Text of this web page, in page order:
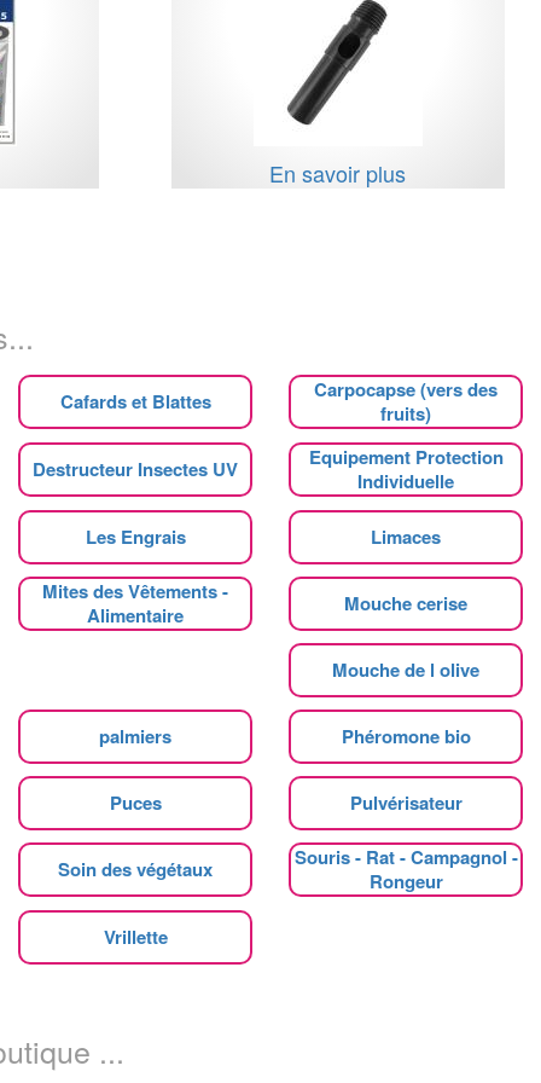
En savoir plus
Cafards et Blattes
Carpocapse (vers des
fruits)
Destructeur Insectes UV
Equipement Protection
Individuelle
Les Engrais Limaces
Mites des Vêtements -
Alimentaire
Mouche cerise
Mouche de l olive
palmiers Phéromone bio
Puces Pulvérisateur
Soin des végétaux
Souris - Rat - Campagnol -
Rongeur
Vrillette
...